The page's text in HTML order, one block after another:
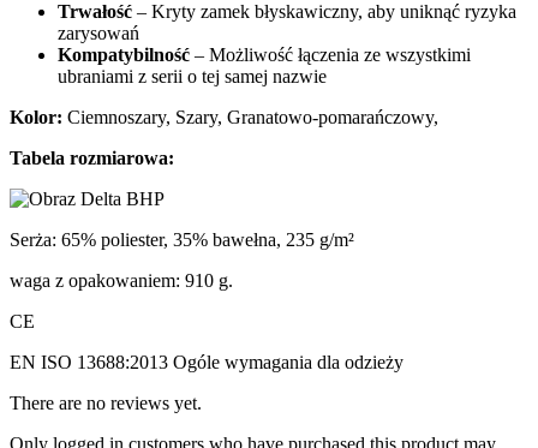
Trwałość – Kryty zamek błyskawiczny, aby uniknąć ryzyka
zarysowań
Kompatybilność – Możliwość łączenia ze wszystkimi
ubraniami z serii o tej samej nazwie
Kolor: Ciemnoszary, Szary, Granatowo-pomarańczowy,
Tabela rozmiarowa:
Serża: 65% poliester, 35% bawełna, 235 g/m²
waga z opakowaniem: 910 g.
CE
EN ISO 13688:2013 Ogóle wymagania dla odzieży
There are no reviews yet.